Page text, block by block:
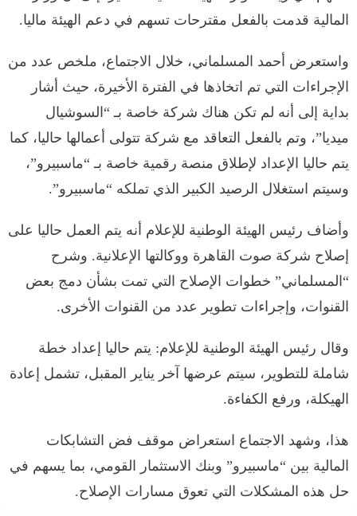
المالية قدمت بالفعل مقترحات تسهم في دعم الهيئة ماليا.
واستعرض أحمد المسلماني، خلال الاجتماع، ملخص عدد من
الإجراءات التي تم اتخاذها في الفترة الأخيرة، حيث أشار
بداية إلى أنه لم تكن هناك شركة خاصة بـ “السوشيال
ميديا”، وتم بالفعل التعاقد مع شركة تتولى أعمالها حاليا، كما
يتم حاليا الإعداد لإطلاق منصة رقمية خاصة بـ “ماسبيرو”،
وسيتم استغلال الرصيد الكبير الذي تملكه “ماسبيرو”.
وأضاف رئيس الهيئة الوطنية للإعلام أنه يتم العمل حاليا على
إصلاح شركة صوت القاهرة ووكالتها الإعلانية. وشرح
“المسلماني” خطوات الإصلاح التي تمت بشأن دمج بعض
القنوات، وإجراءات تطوير عدد من القنوات الأخرى.
وقال رئيس الهيئة الوطنية للإعلام: يتم حاليا إعداد خطة
شاملة للتطوير، سيتم عرضها آخر يناير المقبل، تشمل إعادة
الهيكلة، ورفع الكفاءة.
هذا، وشهد الاجتماع استعراض موقف فض التشابكات
المالية بين “ماسبيرو” وبنك الاستثمار القومي، بما يسهم في
حل هذه المشكلات التي تعوق مسارات الإصلاح.